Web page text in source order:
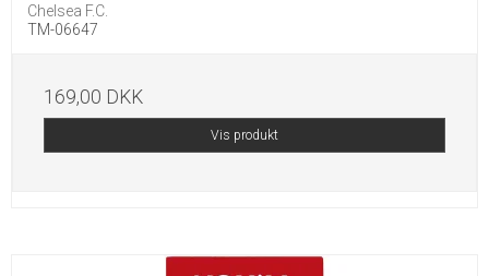
Chelsea F.C.
TM-06647
169,00 DKK
Vis produkt